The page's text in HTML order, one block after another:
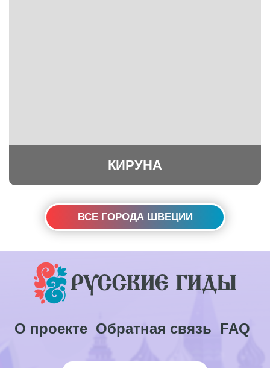
КИРУНА
ВСЕ ГОРОДА ШВЕЦИИ
О проекте Обратная связь FAQ